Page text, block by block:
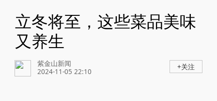
立冬将至，这些菜品美味
又养生
紫金山新闻
2024-11-05 22:10
+关注